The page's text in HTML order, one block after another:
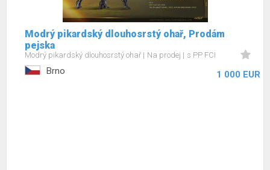
Modrý pikardský dlouhosrstý ohař, Prodám
pejska
Modrý pikardský dlouhosrstý ohař Na prodej s PP FCI
Brno 1 000 EUR